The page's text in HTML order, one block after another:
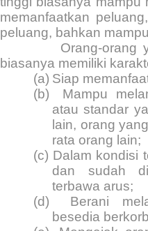
memanfaatkan
peluang, bahkan
Orang-orang
biasanya memiliki
(a) Siap
(b)
Mampu
atau standar
lain, orang
rata orang lain;
(c) Dalam kondisi
dan sudah
terbawa arus;
(d)
Berani
besedia